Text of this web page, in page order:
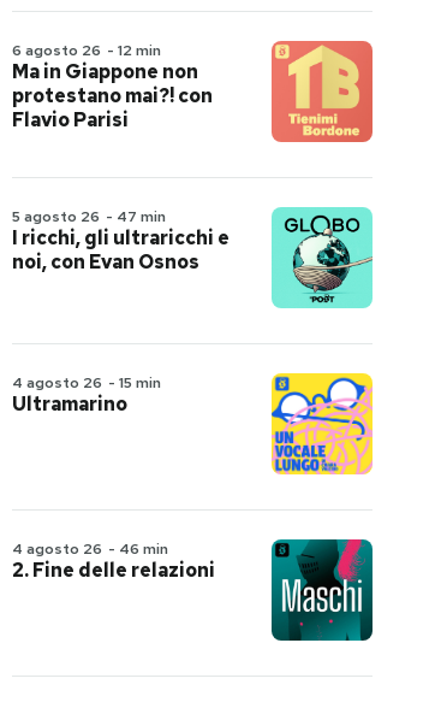
6 agosto 26 - 12 min
Ma in Giappone non
protestano mai?! con
Flavio Parisi
5 agosto 26 - 47 min
I ricchi, gli ultraricchi e
noi, con Evan Osnos
4 agosto 26 - 15 min
Ultramarino
4 agosto 26 - 46 min
2. Fine delle relazioni